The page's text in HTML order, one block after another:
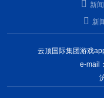
新
新
云顶国际集团游戏
e-mail：